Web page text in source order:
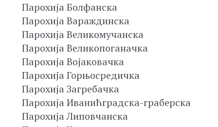
Парохија Болфанска
Парохија Вараждинска
Парохија Великомучанска
Парохија Великопоганачка
Парохија Војаковачка
Парохија Горњосредичка
Парохија Загребачка
Парохија Иванићградска-граберска
Парохија Липовчанска